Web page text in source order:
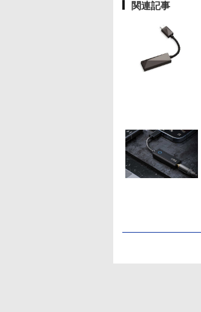
関連記事